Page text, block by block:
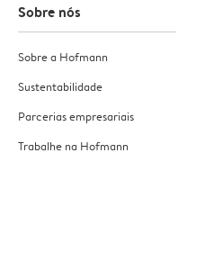
Sobre nós
Sobre a Hofmann
Sustentabilidade
Parcerias empresariais
Trabalhe na Hofmann